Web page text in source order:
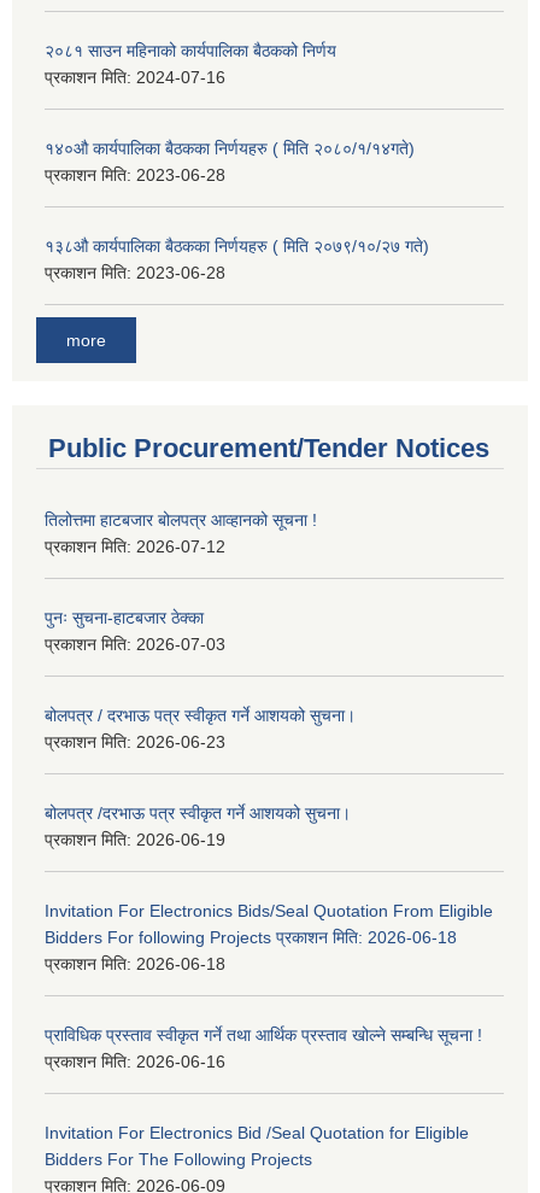
२०८१ साउन महिनाको कार्यपालिका बैठकको निर्णय
प्रकाशन मिति: 2024-07-16
१४०औ कार्यपालिका बैठकका निर्णयहरु ( मिति २०८०/१/१४गते)
प्रकाशन मिति: 2023-06-28
१३८औ कार्यपालिका बैठकका निर्णयहरु ( मिति २०७९/१०/२७ गते)
प्रकाशन मिति: 2023-06-28
more
Public Procurement/Tender Notices
तिलोत्तमा हाटबजार बोलपत्र आव्हानको सूचना !
प्रकाशन मिति: 2026-07-12
पुनः सुचना-हाटबजार ठेक्का
प्रकाशन मिति: 2026-07-03
बोलपत्र / दरभाऊ पत्र स्वीकृत गर्ने आशयको सुचना।
प्रकाशन मिति: 2026-06-23
बोलपत्र /दरभाऊ पत्र स्वीकृत गर्ने आशयको सुचना।
प्रकाशन मिति: 2026-06-19
Invitation For Electronics Bids/Seal Quotation From Eligible
Bidders For following Projects प्रकाशन मिति: 2026-06-18
प्रकाशन मिति: 2026-06-18
प्राविधिक प्रस्ताव स्वीकृत गर्ने तथा आर्थिक प्रस्ताव खोल्ने सम्बन्धि सूचना !
प्रकाशन मिति: 2026-06-16
Invitation For Electronics Bid /Seal Quotation for Eligible
Bidders For The Following Projects
प्रकाशन मिति: 2026-06-09